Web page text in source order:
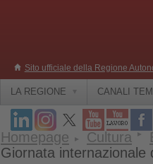
Sito ufficiale della Regione
LA REGIONE CANALI
Homepage Cultura
Giornata internazionale